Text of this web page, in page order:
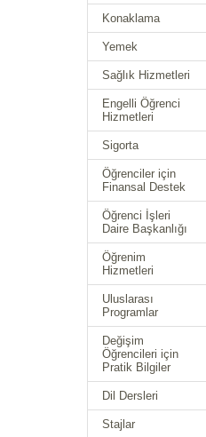
Konaklama
Yemek
Sağlık Hizmetleri
Engelli Öğrenci
Hizmetleri
Sigorta
Öğrenciler için
Finansal Destek
Öğrenci İşleri
Daire Başkanlığı
Öğrenim
Hizmetleri
Uluslarası
Programlar
Değişim
Öğrencileri için
Pratik Bilgiler
Dil Dersleri
Stajlar